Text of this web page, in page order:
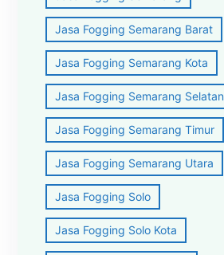
Jasa Fogging Semarang Barat
Jasa Fogging Semarang Kota
Jasa Fogging Semarang Selatan
Jasa Fogging Semarang Timur
Jasa Fogging Semarang Utara
Jasa Fogging Solo
Jasa Fogging Solo Kota